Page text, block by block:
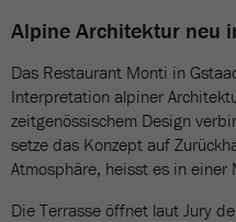
Alpine Architektur neu
Das Restaurant Monti in
Interpretation alpiner
zeitgenössischem Design
setze das Konzept auf
Atmosphäre, heisst es in einer
Die Terrasse öffnet laut Jury